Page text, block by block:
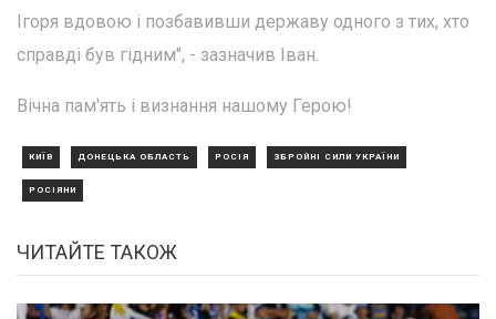
Ігоря вдовою і позбавивши державу одного з тих, хто
справді був гідним", - зазначив Іван.
Вічна пам'ять і визнання нашому Герою!
КИЇВ ДОНЕЦЬКА ОБЛАСТЬ РОСІЯ ЗБРОЙНІ СИЛИ УКРАЇНИ
РОСІЯНИ
ЧИТАЙТЕ ТАКОЖ